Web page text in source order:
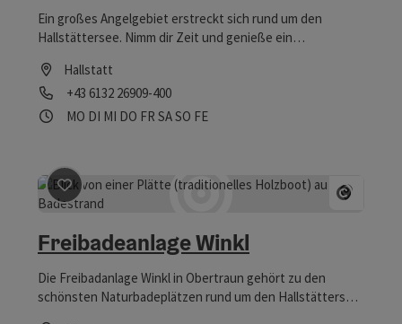
Ein großes Angelgebiet erstreckt sich rund um den
Hallstättersee. Nimm dir Zeit und genieße ein
Dachstein/Salzkammergut. Genieße schöne Stunden am
See und freue dich über tolle Fänge in unserer
fjordartigen Seelandschafft.
Hallstatt
Telefon
+43 6132 26909-400
Öffnungszeiten
MO Montag geöffnet
DI Dienstag geöffnet
MI Mittwoch geöffnet
DO Donnerstag geöffnet
FR Freitag geöffnet
SASamstag geöffnet
SO Sonntag geöffnet
FEFeiertag geöffnet
Beitrag merken
Freibadeanlage Winkl
Die Freibadanlage Winkl in Obertraun gehört zu den
schönsten Naturbadeplätzen rund um den Hallstättersee.